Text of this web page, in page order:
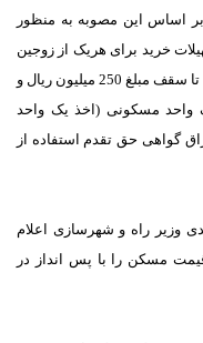
اساس این مصوبه به منظور
خرید برای هریک از زوجین
که تاریخ وقوع عقد آنها از 92.10.17 به بعد باشد، تا سقف مبلغ 250 میلیون ریال و
بر روی یک واحد مسکونی (اخذ یک واحد
گواهی حق تقدم استفاده از
وزیر راه و شهرسازی اعلام
است طبقه متوسط 50 درصد قیمت مسکن را با پس انداز در